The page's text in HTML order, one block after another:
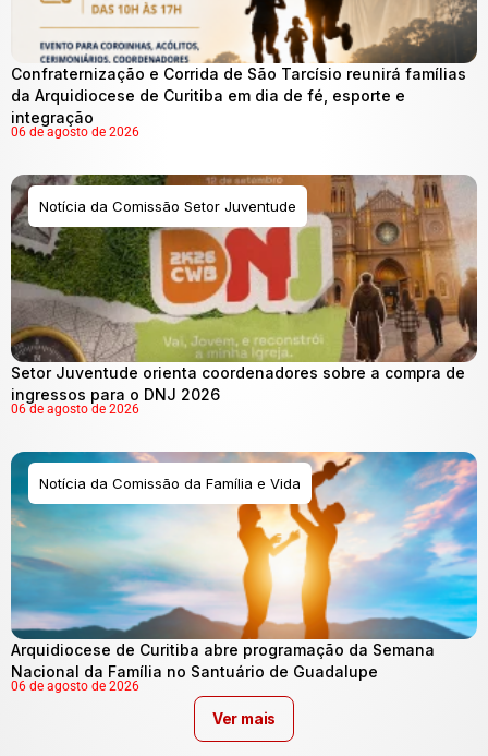
Confraternização e Corrida de São Tarcísio reunirá famílias
da Arquidiocese de Curitiba em dia de fé, esporte e
integração
06 de agosto de 2026
Notícia da Comissão Setor Juventude
Setor Juventude orienta coordenadores sobre a compra de
ingressos para o DNJ 2026
06 de agosto de 2026
Notícia da Comissão da Família e Vida
Arquidiocese de Curitiba abre programação da Semana
Nacional da Família no Santuário de Guadalupe
06 de agosto de 2026
Ver mais